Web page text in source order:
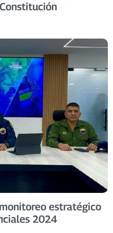
estratégico
2024